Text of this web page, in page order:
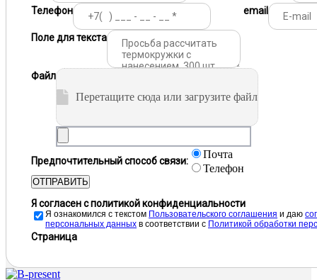
Телефон email
Поле для текста
Файл
Перетащите сюда или загрузите файл
Предпочтительный способ связи:
Почта
Телефон
ОТПРАВИТЬ
Я согласен с политикой конфиденциальности
Я ознакомился с текстом Пользовательского соглашения и даю
персональных данных в соответствии с Политикой обработки
Страница